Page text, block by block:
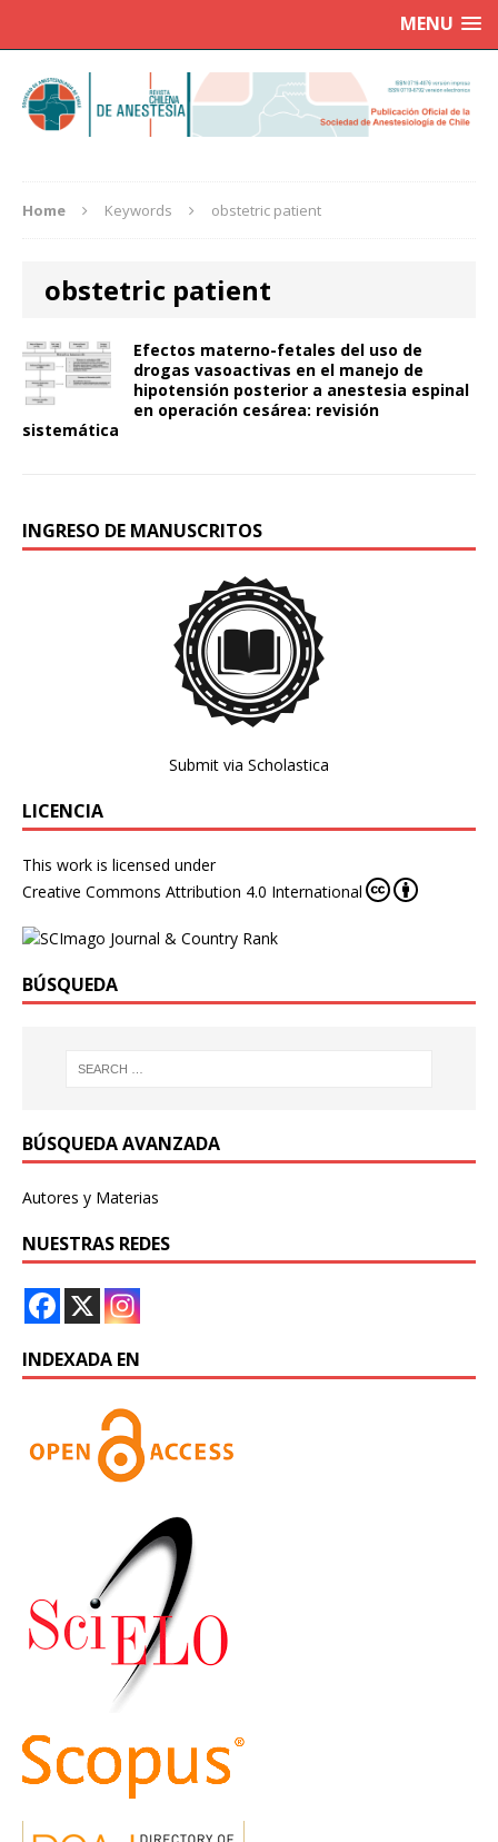
MENU
Home Keywords obstetric patient
obstetric patient
Efectos materno-fetales del uso de
drogas vasoactivas en el manejo de
hipotensión posterior a anestesia espinal
en operación cesárea: revisión
sistemática
INGRESO DE MANUSCRITOS
Submit via Scholastica
LICENCIA
This work is licensed under
Creative Commons Attribution 4.0 International
BÚSQUEDA
BÚSQUEDA AVANZADA
Autores y Materias
NUESTRAS REDES
INDEXADA EN